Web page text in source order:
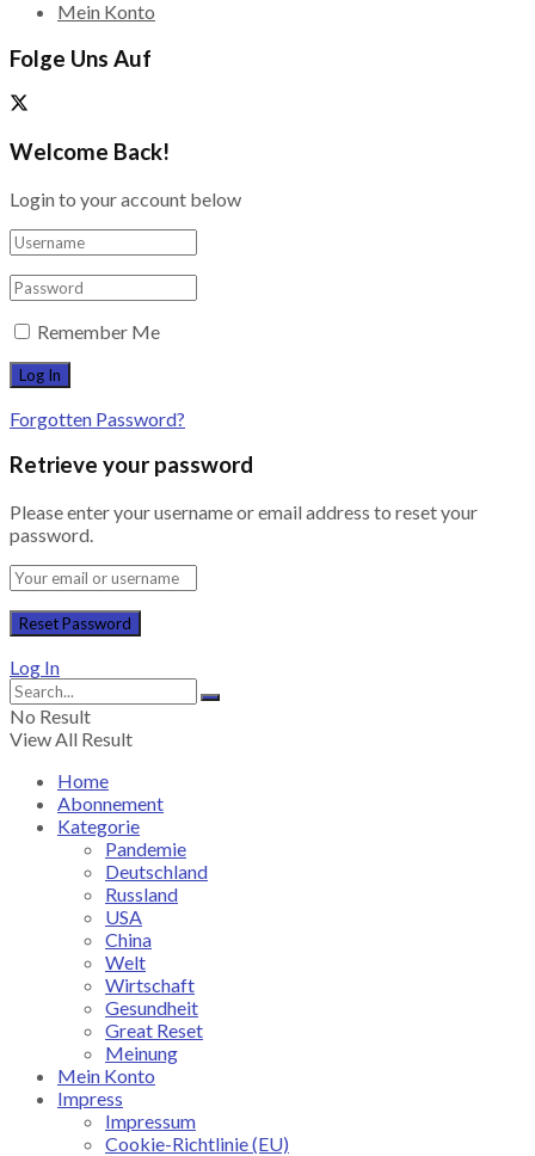
Mein Konto
Folge Uns Auf
Welcome Back!
Login to your account below
Remember Me
Forgotten Password?
Retrieve your password
Please enter your username or email address to reset your
password.
Log In
No Result
View All Result
Home
Abonnement
Kategorie
Pandemie
Deutschland
Russland
USA
China
Welt
Wirtschaft
Gesundheit
Great Reset
Meinung
Mein Konto
Impress
Impressum
Cookie-Richtlinie (EU)